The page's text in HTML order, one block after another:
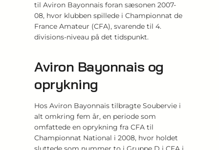
til Aviron Bayonnais foran sæsonen 2007-
08, hvor klubben spillede i Championnat de
France Amateur (CFA), svarende til 4.
divisions-niveau på det tidspunkt.
Aviron Bayonnais og
oprykning
Hos Aviron Bayonnais tilbragte Soubervie i
alt omkring fem år, en periode som
omfattede en oprykning fra CFA til
Championnat National i 2008, hvor holdet